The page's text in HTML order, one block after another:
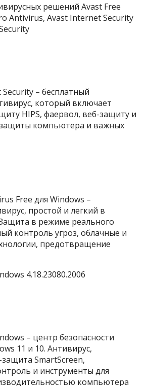
решений Avast Free
Antivirus, Avast Internet Security
– бесплатный
который включает
HIPS, фаервол, веб-защиту и
компьютера и важных
Free для Windows –
простой и легкий в
в режиме реального
контроль угроз, облачные и
предотвращение
4.18.23080.2006
– центр безопасности
11 и 10. Антивирус,
SmartScreen,
и инструменты для
компьютера